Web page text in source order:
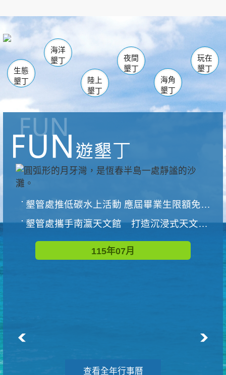
南仁湖
海生館
恆春 佳樂水
龍鑾潭自然中心 森林遊樂區
瓊麻館
關山 墾管處遊客中心
社頂公園 風吹沙
船帆石
白砂 龍磐公園
香蕉灣
砂島
鵝鑾鼻
生態
墾丁
海洋
墾丁
陸上
墾丁
夜間
墾丁
海角
墾丁
玩在
墾丁
墾管處推低碳水上活動 應屆畢業生限額免費參加
墾管處攜手南瀛天文館 打造沉浸式天文探索營隊
115年07月
查看全年行事曆